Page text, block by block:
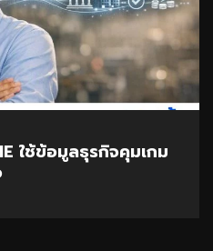
ใช้ข้อมูลธุรกิจคุมเกม